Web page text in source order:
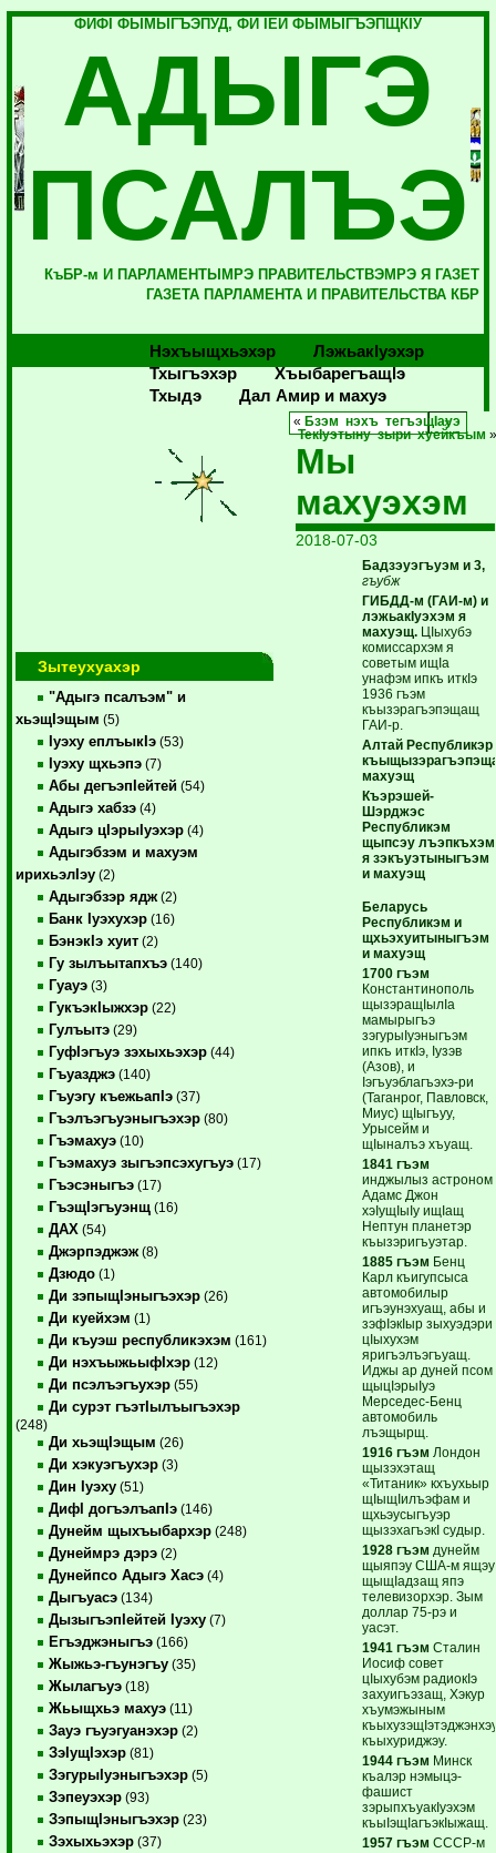
ФИФI ФЫМЫГЪЭПУД, ФИ IЕЙ ФЫМЫГЪЭПЩКIУ
АДЫГЭ
ПСАЛЪЭ
КъБР-м И ПАРЛАМЕНТЫМРЭ ПРАВИТЕЛЬСТВЭМРЭ Я ГАЗЕТ
ГАЗЕТА ПАРЛАМЕНТА И ПРАВИТЕЛЬСТВА КБР
Нэхъыщхьэхэр
Лэжьакlуэхэр
Тхыгъэхэр
Хъыбарегъащlэ
Тхыдэ
Дал Амир и махуэ
Зытеухуахэр
"Адыгэ псалъэм" и
хьэщIэщым (5)
Iуэху еплъыкIэ (53)
Iуэху щхьэпэ (7)
Абы дегъэпIейтей (54)
Адыгэ хабзэ (4)
Адыгэ цIэрыIуэхэр (4)
Адыгэбзэм и махуэм
ирихьэлIэу (2)
Адыгэбзэр ядж (2)
Банк Iуэхухэр (16)
БэнэкIэ хуит (2)
Гу зылъытапхъэ (140)
Гуауэ (3)
ГукъэкIыжхэр (22)
Гулъытэ (29)
ГуфIэгъуэ зэхыхьэхэр (44)
Гъуазджэ (140)
Гъуэгу къежьапIэ (37)
Гъэлъэгъуэныгъэхэр (80)
Гъэмахуэ (10)
Гъэмахуэ зыгъэпсэхугъуэ (17)
Гъэсэныгъэ (17)
ГъэщIэгъуэнщ (16)
ДАХ (54)
Джэрпэджэж (8)
Дзюдо (1)
Ди зэпыщIэныгъэхэр (26)
Ди куейхэм (1)
Ди къуэш республикэхэм (161)
Ди нэхъыжьыфIхэр (12)
Ди псэлъэгъухэр (55)
Ди сурэт гъэтIылъыгъэхэр
(248)
Ди хьэщIэщым (26)
Ди хэкуэгъухэр (3)
Дин Iуэху (51)
ДифI догъэлъапIэ (146)
Дунейм щыхъыбархэр (248)
Дунеймрэ дэрэ (2)
Дунейпсо Адыгэ Хасэ (4)
Дыгъуасэ (134)
ДызыгъэпIейтей Iуэху (7)
Егъэджэныгъэ (166)
Жыжьэ-гъунэгъу (35)
Жылагъуэ (18)
Жьыщхьэ махуэ (11)
Зауэ гъуэгуанэхэр (2)
ЗэIущIэхэр (81)
ЗэгурыIуэныгъэхэр (5)
Зэпеуэхэр (93)
ЗэпыщIэныгъэхэр (23)
Зэхыхьэхэр (37)
« Бзэм нэхъ тегъэщIауэ
ТекIуэтыну зыри хуейкъым
Мы
махуэхэм
2018-07-03
Бадзэуэгъуэм и 3,
гъубж
ГИБДД-м (ГАИ-м) и
лэжьакIуэхэм я
махуэщ. ЦIыхубэ
комиссархэм я
советым ищIа
унафэм ипкъ иткIэ
1936 гъэм
къызэрагъэпэщащ
ГАИ-р.
Алтай Республикэр
махуэщ
Къэрэшей-
Шэрджэс
Республикэм
щыпсэу лъэпкъхэм
я зэкъуэтыныгъэм
и махуэщ
Беларусь
Республикэм и
щхьэхуитыныгъэм
и махуэщ
1700 гъэм
Константинополь
щызэращIылIа
мамырыгъэ
зэгурыIуэныгъэм
ипкъ иткIэ, Iузэв
(Азов), и
Iэгъуэблагъэхэ-ри
(Таганрог, Павловск,
Миус) щIыгъуу,
Урысейм и
щIыналъэ хъуащ.
1841 гъэм
инджылыз астроном
Адамс Джон
хэIущIыIу ищIащ
Нептун планетэр
къызэригъуэтар.
1885 гъэм Бенц
Карл къигупсыса
автомобилыр
игъэунэхуащ, абы и
зэфIэкIыр зыхуэдэри
цIыхухэм
яригъэлъэгъуащ.
Иджы ар дуней псом
щыцIэрыIуэ
Мерседес-Бенц
автомобиль
лъэщырщ.
1916 гъэм Лондон
щызэхэтащ
«Титаник» кхъухьыр
щIыщIилъэфам и
щхьэусыгъуэр
щызэхагъэкI судыр.
1928 гъэм дунейм
щыяпэу США-м ящэу
щыщIадзащ япэ
телевизорхэр. Зым
доллар 75-рэ и
уасэт.
1941 гъэм Сталин
Иосиф совет
цIыхубэм радиокIэ
захуигъэзащ, Хэкур
хъумэжыным
къыхуриджэу.
1944 гъэм Минск
къалэр нэмыцэ-
фашист
зэрыпхъуакIуэхэм
къыIэщIагъэкIыжащ.
1957 гъэм СССР-м